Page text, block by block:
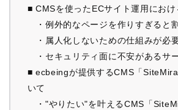
■ CMSを使ったECサイト運用におけ
・例外的なページを作りすぎると
・属人化しないための仕組みが必
・セキュリティ面に不安があるサ
■ ecbeingが提供するCMS「
いて
・"やりたい"を叶えるCMS「